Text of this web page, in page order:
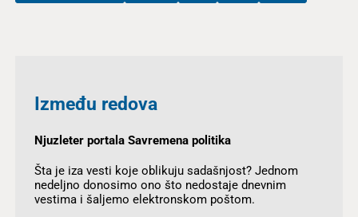
Između redova
Njuzleter portala Savremena politika
Šta je iza vesti koje oblikuju sadašnjost? Jednom
nedeljno donosimo ono što nedostaje dnevnim
vestima i šaljemo elektronskom poštom.